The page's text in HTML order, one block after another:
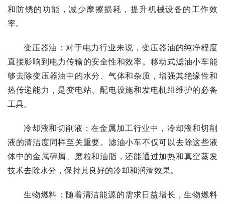
和防锈的功能，减少摩擦损耗，提升机械设备的工作效
率。
变压器油：对于电力行业来说，变压器油的纯净程度
直接影响到电力传输的安全性和效率。移动式滤油小车能
够去除变压器油中的水分、气体和杂质，增强其绝缘性和
热传递能力，是变电站、配电设施和发电机组维护的必备
工具。
冷却液和切削液：在金属加工行业中，冷却液和切削
液的清洁度同样至关重要。滤油小车不仅可以去除这些液
体中的金属碎屑、磨粒和油脂，还能通过加热和真空蒸发
技术去除水分，保持其良好的冷却和润滑效果。
生物燃料：随着清洁能源的需求日益增长，生物燃料